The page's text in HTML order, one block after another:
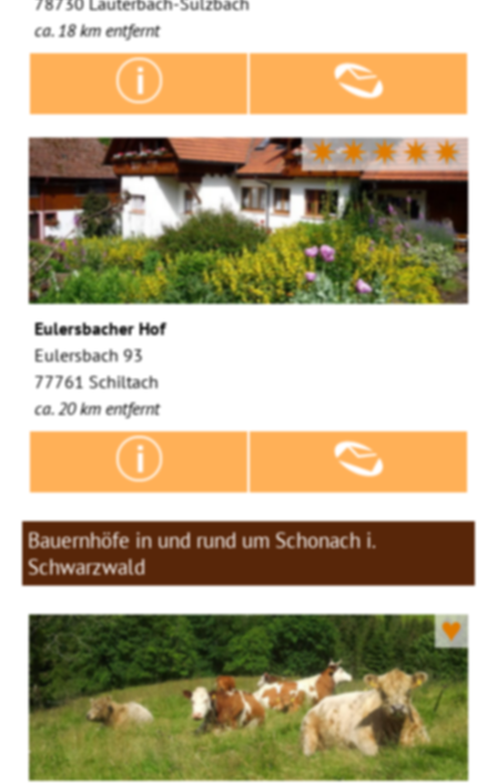
ca. 18 km entfernt
✷✷✷✷✷
Eulersbacher Hof
Eulersbach 93
77761 Schiltach
ca. 20 km entfernt
Bauernhöfe in und rund um Schonach i.
Schwarzwald
♥